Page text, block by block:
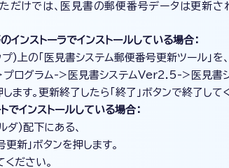
だけでは、医見書の郵便番号データは更新さ
ンストーラでインストールしている場合：
の「医見書システム郵便番号更新ツール」を、
ログラム->医見書システムVer2.5->医見書
ます。更新終了したら「終了」ボタンで終了して
でインストールしている場合：
ダ)配下にある、
新」ボタンを押します。
ください。